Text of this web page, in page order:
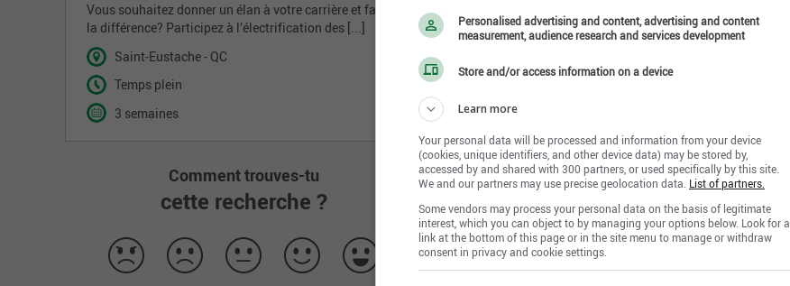
Vous souhaitez donner un élan à votre carrière et faire
la différence? Participez à l’électrification des [...]
Saint-Eustache - QC
Temps plein
3 semaines
Comment trouves-tu
cette recherche ?
Personalised advertising and content, advertising and content
measurement, audience research and services development
Store and/or access information on a device
Learn more
Your personal data will be processed and information from your device
(cookies, unique identifiers, and other device data) may be stored by,
accessed by and shared with 300 partners, or used specifically by this site.
We and our partners may use precise geolocation data. List of partners.
Some vendors may process your personal data on the basis of legitimate
interest, which you can object to by managing your options below. Look for a
link at the bottom of this page or in the site menu to manage or withdraw
consent in privacy and cookie settings.